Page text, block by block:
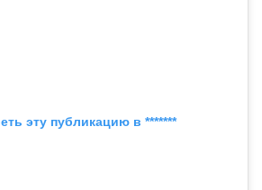
эту публикацию в *******